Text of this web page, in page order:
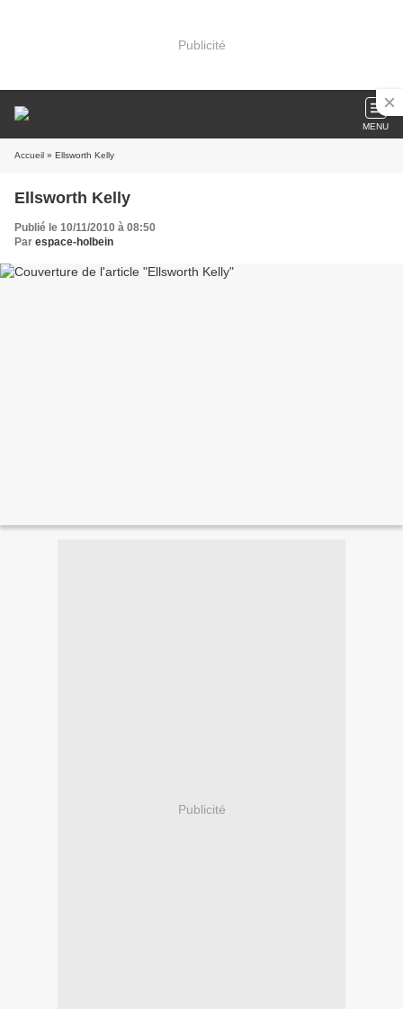
Publicité
MENU
Accueil » Ellsworth Kelly
Ellsworth Kelly
Publié le 10/11/2010 à 08:50
Par espace-holbein
Publicité